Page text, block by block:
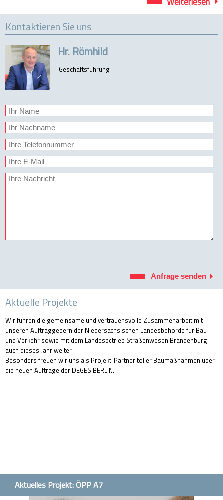
2
in
Kontaktieren Sie uns
Hr. Römhild
Geschäftsführung
Aktuelle Projekte
Wir führen die gemeinsame und vertrauensvolle Zusammenarbeit mit
unseren Auftraggebern der Niedersächsischen Landesbehörde für Bau
und Verkehr sowie mit dem Landesbetrieb Straßenwesen Brandenburg
auch dieses Jahr weiter.
Besonders freuen wir uns als Projekt-Partner toller Baumaßnahmen über
die neuen Aufträge der DEGES BERLIN.
Aktuelles Projekt: ÖPP A7